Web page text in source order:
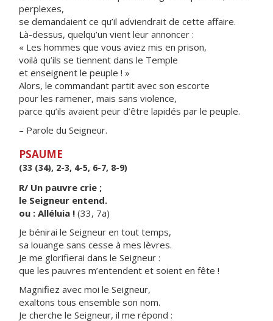
perplexes,
se demandaient ce qu’il adviendrait de cette affaire.
Là-dessus, quelqu’un vient leur annoncer :
« Les hommes que vous aviez mis en prison,
voilà qu’ils se tiennent dans le Temple
et enseignent le peuple ! »
Alors, le commandant partit avec son escorte
pour les ramener, mais sans violence,
parce qu’ils avaient peur d’être lapidés par le peuple.
– Parole du Seigneur.
PSAUME
(33 (34), 2-3, 4-5, 6-7, 8-9)
R/ Un pauvre crie ;
le Seigneur entend.
ou : Alléluia ! (33, 7a)
Je bénirai le Seigneur en tout temps,
sa louange sans cesse à mes lèvres.
Je me glorifierai dans le Seigneur :
que les pauvres m’entendent et soient en fête !
Magnifiez avec moi le Seigneur,
exaltons tous ensemble son nom.
Je cherche le Seigneur, il me répond :